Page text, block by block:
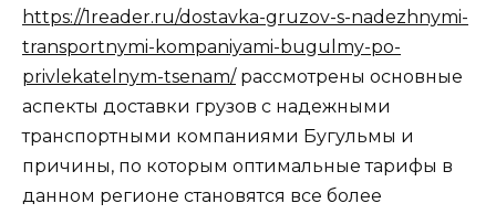
https://1reader.ru/dostavka-gruzov-s-nadezhnymi-
transportnymi-kompaniyami-bugulmy-po-
privlekatelnym-tsenam/рассмотрены основные
аспекты доставки грузов с надежными
транспортными компаниями Бугульмы и
причины, по которым оптимальные тарифы в
данном регионе становятся все более